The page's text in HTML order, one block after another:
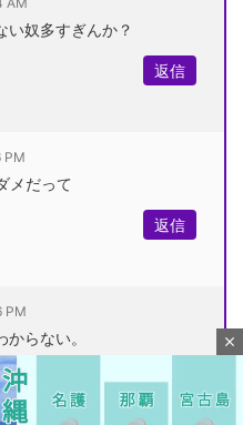
い奴多すぎんか？
返信
PM
メだって
返信
PM
らない。
返信
close